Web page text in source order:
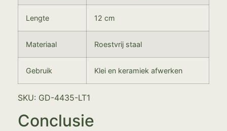
Lengte 12 cm
Materiaal Roestvrij staal
Gebruik Klei en keramiek afwerken
SKU: GD-4435-LT1
Conclusie